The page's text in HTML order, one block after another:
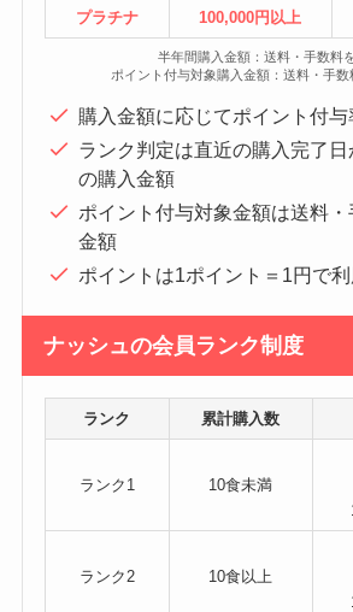
プラチナ 100,000円以上
半年間購入金額：送料・手数料
ポイント付与対象購入金額：送料・手
購入金額に応じてポイント付
ランク判定は直近の購入完了
の購入金額
ポイント付与対象金額は送料
金額
ポイントは1ポイント＝1円で
ナッシュの会員ランク制度
ランク 累計購入数
ランク1 10食未満
ランク2 10食以上